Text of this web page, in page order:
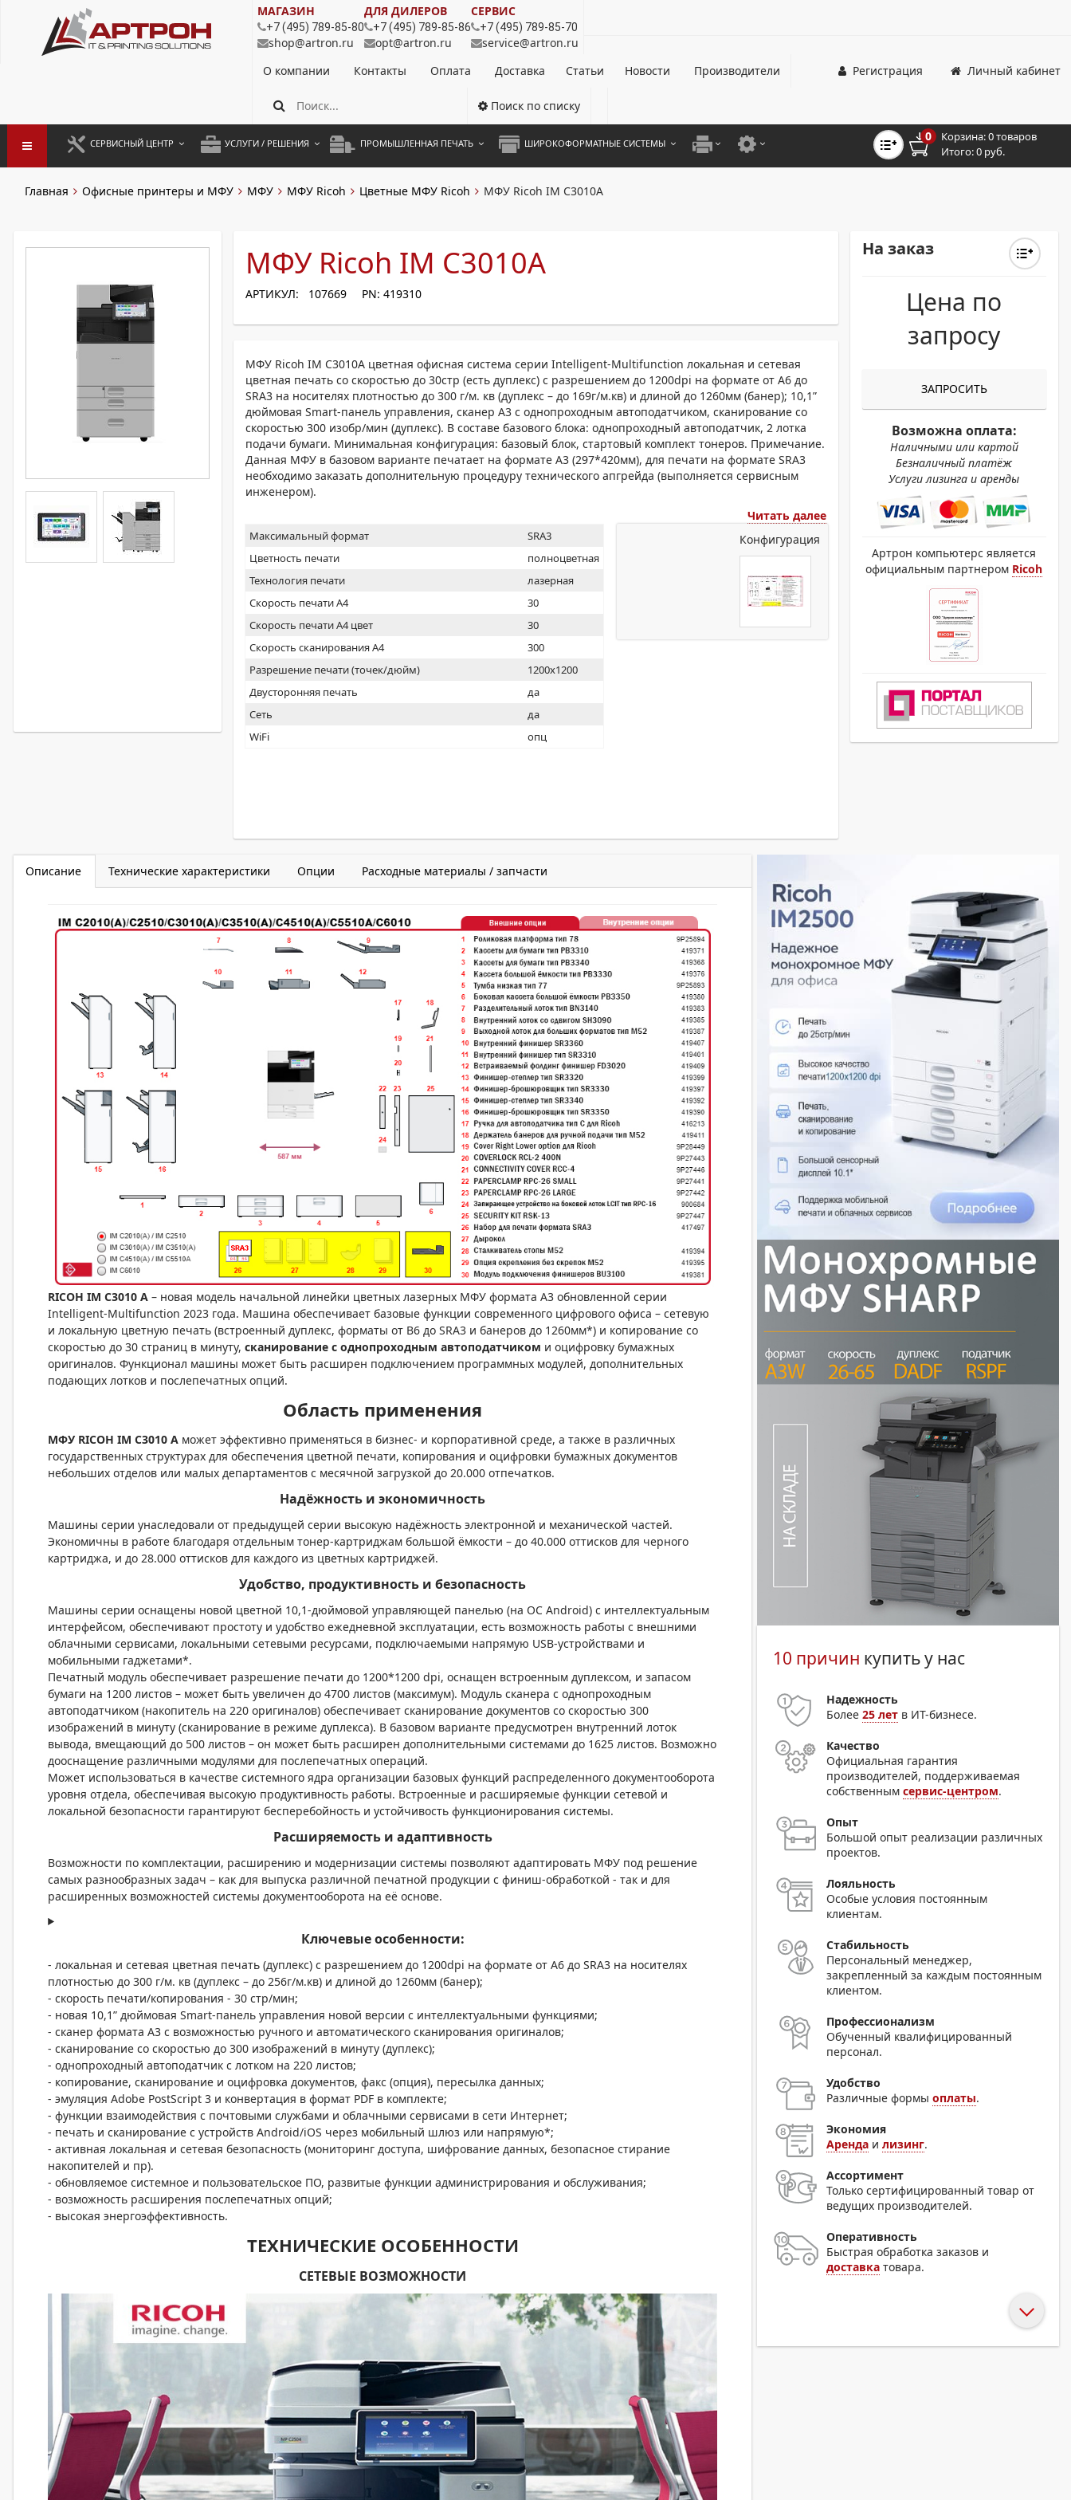
МАГАЗИН
+7 (495) 789-85-80
shop@artron.ru
ДЛЯ ДИЛЕРОВ
+7 (495) 789-85-86
opt@artron.ru
СЕРВИС
+7 (495) 789-85-70
service@artron.ru
О компании
Контакты Оплата Доставка Статьи Новости Производители Личный кабинет
Регистрация
Поиск по списку
СЕРВИСНЫЙ ЦЕНТР
ПРОФИЛАКТИКА И ТО
РАЗОВЫЕ РЕМОНТЫ
УСЛУГИ / РЕШЕНИЯ
АРЕНДА ОБОРУДОВАНИЯ
ПРОМЫШЛЕННАЯ ПЕЧАТЬ ШИРОКОФОРМАТНЫЕ СИСТЕМЫ
МОНОХРОМНЫЕ ПРИНТЕРЫ
ДЛЯ ШИРОКОФОРМАТНЫХ СИСТЕМ
0 Корзина:0 товаров
Итого:0 руб.
Главная Офисные принтеры и МФУ МФУ МФУ Ricoh Цветные МФУ Ricoh МФУ Ricoh IM C3010A
МФУ Ricoh IM C3010A
АРТИКУЛ: 107669 PN: 419310
МФУ Ricoh IM C3010A цветная офисная система серии Intelligent-Multifunction локальная и сетевая
цветная печать со скоростью до 30стр (есть дуплекс) с разрешением до 1200dpi на формате от А6 до
SRA3 на носителях плотностью до 300 г/м. кв (дуплекс – до 169г/м.кв) и длиной до 1260мм (банер); 10,1”
дюймовая Smart-панель управления, сканер А3 с однопроходным автоподатчиком, сканирование со
скоростью 300 изобр/мин (дуплекс). В составе базового блока: однопроходный автоподатчик, 2 лотка
подачи бумаги. Минимальная конфигурация: базовый блок, стартовый комплект тонеров. Примечание.
Данная МФУ в базовом варианте печатает на формате А3 (297*420мм), для печати на формате SRA3
необходимо заказать дополнительную процедуру технического апгрейда (выполняется сервисным
инженером).
Читать далее
Максимальный формат
SRA3
Цветность печати
полноцветная
Технология печати
лазерная
Скорость печати А4
30
Скорость печати А4 цвет
30
Скорость сканирования А4
300
Разрешение печати (точек/дюйм)
1200х1200
Двусторонняя печать
да
Сеть
да
WiFi
опц
Конфигурация
На заказ
Цена по
запросу
ЗАПРОСИТЬ
Возможна оплата:
Наличными или картой
Безналичный платёж
Услуги лизинга и аренды
Артрон компьютерс является
официальным партнером Ricoh
Описание Технические характеристики Опции Расходные материалы / запчасти
RICOH IM C3010A – новая модель начальной линейки цветных лазерных МФУ формата А3 обновленной серии
Intelligent-Multifunction 2023 года. Машина обеспечивает базовые функции современного цифрового офиса – сетевую
и локальную цветную печать (встроенный дуплекс, форматы от В6 до SRA3 и банеров до 1260мм*) и копирование со
скоростью до 30 страниц в минуту,сканирование с однопроходным автоподатчиком и оцифровку бумажных
оригиналов. Функционал машины может быть расширен подключением программных модулей, дополнительных
подающих лотков и послепечатных опций.
Область применения
МФУ RICOH IM C3010 А может эффективно применяться в бизнес- и корпоративной среде, а также в различных
государственных структурах для обеспечения цветной печати, копирования и оцифровки бумажных документов
небольших отделов или малых департаментов с месячной загрузкой до 20.000 отпечатков.
Надёжность и экономичность
Машины серии унаследовали от предыдущей серии высокую надёжность электронной и механической частей.
Экономичны в работе благодаря отдельным тонер-картриджам большой ёмкости – до 40.000 оттисков для черного
картриджа, и до 28.000 оттисков для каждого из цветных картриджей.
Удобство, продуктивность и безопасность
Машины серии оснащены новой цветной 10,1-дюймовой управляющей панелью (на ОС Android) с интеллектуальным
интерфейсом, обеспечивают простоту и удобство ежедневной эксплуатации, есть возможность работы с внешними
облачными сервисами, локальными сетевыми ресурсами, подключаемыми напрямую USB-устройствами и
мобильными гаджетами*.
Печатный модуль обеспечивает разрешение печати до 1200*1200 dpi, оснащен встроенным дуплексом, и запасом
бумаги на 1200 листов – может быть увеличен до 4700 листов (максимум). Модуль сканера с однопроходным
автоподатчиком (накопитель на 220 оригиналов) обеспечивает сканирование документов со скоростью 300
изображений в минуту (сканирование в режиме дуплекса). В базовом варианте предусмотрен внутренний лоток
вывода, вмещающий до 500 листов – он может быть расширен дополнительными системами до 1625 листов. Возможно
дооснащение различными модулями для послепечатных операций.
Может использоваться в качестве системного ядра организации базовых функций распределенного документооборота
уровня отдела, обеспечивая высокую продуктивность работы. Встроенные и расширяемые функции сетевой и
локальной безопасности гарантируют бесперебойность и устойчивость функционирования системы.
Расширяемость и адаптивность
Возможности по комплектации, расширению и модернизации системы позволяют адаптировать МФУ под решение
самых разнообразных задач – как для выпуска различной печатной продукции с финиш-обработкой - так и для
расширенных возможностей системы документооборота на её основе.
Ключевые особенности:
- локальная и сетевая цветная печать (дуплекс) с разрешением до 1200dpi на формате от А6 до SRA3 на носителях
плотностью до 300 г/м. кв (дуплекс – до 256г/м.кв) и длиной до 1260мм (банер);
- скорость печати/копирования - 30 cтр/мин;
- новая 10,1” дюймовая Smart-панель управления новой версии с интеллектуальными функциями;
- сканер формата А3 с возможностью ручного и автоматического сканирования оригиналов;
- сканирование со скоростью до 300 изображений в минуту (дуплекс);
- однопроходный автоподатчик с лотком на 220 листов;
- копирование, сканирование и оцифровка документов, факс (опция), пересылка данных;
- эмуляция Adobe PostScript 3 и конвертация в формат PDF в комплекте;
- функции взаимодействия с почтовыми службами и облачными сервисами в сети Интернет;
- печать и сканирование с устройств Android/iOS через мобильный шлюз или напрямую*;
- активная локальная и сетевая безопасность (мониторинг доступа, шифрование данных, безопасное стирание
накопителей и пр).
- обновляемое системное и пользовательское ПО, развитые функции администрирования и обслуживания;
- возможность расширения послепечатных опций;
- высокая энергоэффективность.
ТЕХНИЧЕСКИЕ ОСОБЕННОСТИ
СЕТЕВЫЕ ВОЗМОЖНОСТИ
10 причин купить у нас
Надежность
Более25 лет в ИТ-бизнесе.
Качество
Официальная гарантия
производителей, поддерживаемая
собственнымсервис-центром.
Опыт
Большой опыт реализации различных
проектов.
Лояльность
Особые условия постоянным
клиентам.
Стабильность
Персональный менеджер,
закрепленный за каждым постоянным
клиентом.
Профессионализм
Обученный квалифицированный
персонал.
Удобство
Различные формыоплаты.
Экономия
Аренда илизинг.
Ассортимент
Только сертифицированный товар от
ведущих производителей.
Оперативность
Быстрая обработка заказов и
доставка товара.